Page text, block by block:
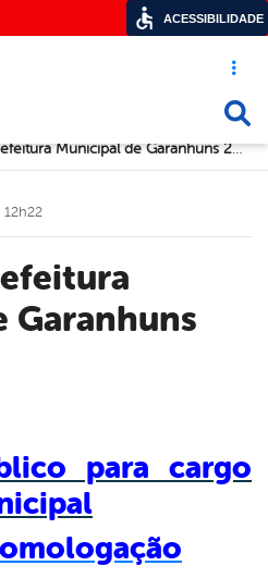
Acesso
Concurso Prefeitura Municipal de Garanhuns 2015
Garanhuns
para cargo
ACESSIBILIDADE